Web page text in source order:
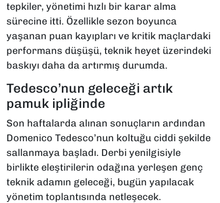
tepkiler, yönetimi hızlı bir karar alma
sürecine itti. Özellikle sezon boyunca
yaşanan puan kayıpları ve kritik maçlardaki
performans düşüşü, teknik heyet üzerindeki
baskıyı daha da artırmış durumda.
Tedesco’nun geleceği artık
pamuk ipliğinde
Son haftalarda alınan sonuçların ardından
Domenico Tedesco’nun koltuğu ciddi şekilde
sallanmaya başladı. Derbi yenilgisiyle
birlikte eleştirilerin odağına yerleşen genç
teknik adamın geleceği, bugün yapılacak
yönetim toplantısında netleşecek.